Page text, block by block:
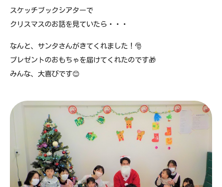
スケッチブックシアターで
クリスマスのお話を見ていたら・・・
なんと、サンタさんがきてくれました！🎅
プレゼントのおもちゃを届けてくれたのです🎁
みんな、大喜びです😊